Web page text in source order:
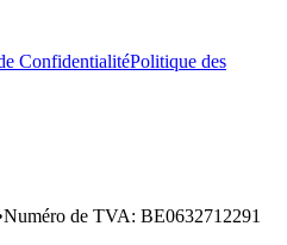
ConfidentialitéPolitique des
Numéro de TVA: BE0632712291